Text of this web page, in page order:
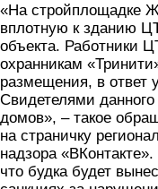
«На стройплощадке
вплотную к зданию
объекта. Работники
охранникам
размещения, в
Свидетелями
домов», – такое
на страничку
надзора
что будка будет